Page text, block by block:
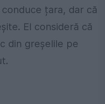
țara, dar că
El consideră că
din greșelile pe